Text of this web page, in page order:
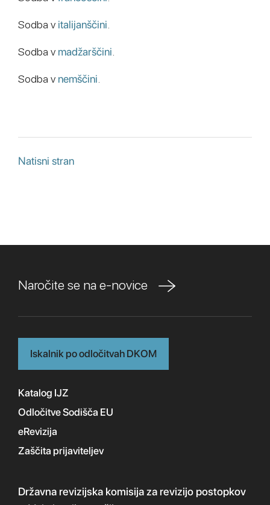
Sodba v italijanščini
Sodba v madžarščini
Sodba v nemščini
Natisni stran
Naročite se na e-novice
Iskalnik po odločitvah DKOM
Katalog IJZ
Odločitve Sodišča EU
eRevizija
Zaščita prijaviteljev
Državna revizijska komisijaza revizijo postopkov